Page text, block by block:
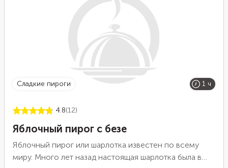
сладкие пироги 1 ч
4.8(12)
Яблочный пирог с безе
Яблочный пирог или шарлотка известен по всему
миру. Много лет назад настоящая шарлотка была в